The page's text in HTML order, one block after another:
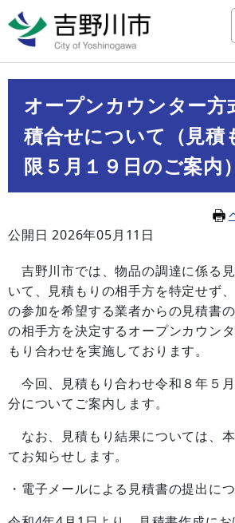
オープンカウンター方
積合せについて（見積
限５月１９日のご案内）
公開日 2026年05月11日
吉野川市では、物品の調達に係る
いて、見積もりの相手方を特定せず
の参加を希望する業者からの見積書
の相手方を決定するオープンカウン
もり合わせを実施しております。
今回、見積もり合わせ令和８年５
分についてご案内します。
なお、見積もり結果については、
てお知らせします。
・電子メールによる見積書の提出に